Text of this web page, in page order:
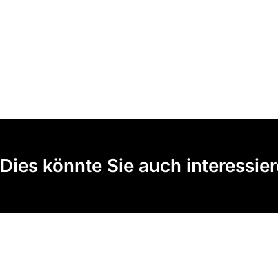
Dies könnte Sie auch